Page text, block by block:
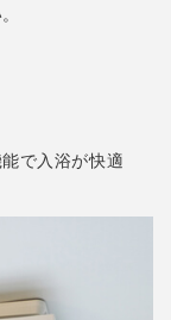
で入浴が快適